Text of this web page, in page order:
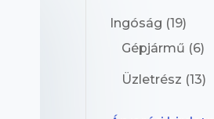
Ingóság (19)
Gépjármű (6)
Üzletrész (13)